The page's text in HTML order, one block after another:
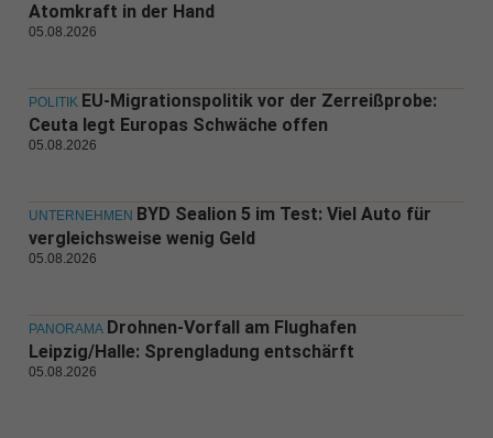
Atomkraft in der Hand
05.08.2026
POLITIK EU-Migrationspolitik vor der Zerreißprobe:
Ceuta legt Europas Schwäche offen
05.08.2026
UNTERNEHMEN BYD Sealion 5 im Test: Viel Auto für
vergleichsweise wenig Geld
05.08.2026
PANORAMA Drohnen-Vorfall am Flughafen
Leipzig/Halle: Sprengladung entschärft
05.08.2026